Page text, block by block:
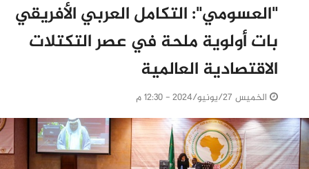
"العسومي": التكامل العربي الأفريقي
بات أولوية ملحة في عصر التكتلات
الاقتصادية العالمية
الخميس 27/يونيو/2024 - 12:30 م